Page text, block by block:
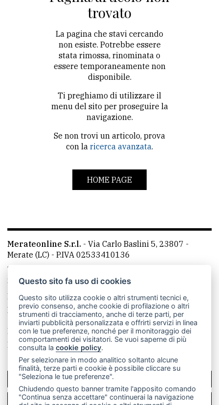
LE
ALTRE
TESTATE
PRIVACY
Privacy
policy
Cookie
policy
trovato
La pagina che stavi cercando
non esiste. Potrebbe essere
stata rimossa, rinominata o
essere temporaneamente non
disponibile.
Ti preghiamo di utilizzare il
menu del sito per proseguire la
navigazione.
Se non trovi un articolo, prova
con la ricerca avanzata.
HOME PAGE
Merateonline S.r.l. - Via Carlo Baslini 5, 23807 -
Merate (LC) - P.IVA 02533410136
Telefono:
mail: redazione@leccoonline.com
La redazione
MerateOnline CasateOnline
RSS
Made by VIP
Privacy policy
Cookie policy
Rivedi le tue scelte sui cookie
SCRIVICI
PER LA TUA PUBBLICITÀ
Questo sito fa uso di cookies
Questo sito utilizza cookie o altri strumenti tecnici e,
previo consenso, anche cookie di profilazione o altri
strumenti di tracciamento, anche di terze parti, per
inviarti pubblicità personalizzata e offrirti servizi in linea
con le tue preferenze, nonché per il monitoraggio dei
comportamenti dei visitatori. Se vuoi saperne di più
consulta lacookie policy.
Per selezionare in modo analitico soltanto alcune
finalità, terze parti e cookie è possibile cliccare su
"Seleziona le tue preferenze".
Chiudendo questo banner tramite l'apposito comando
"Continua senza accettare" continuerai la navigazione